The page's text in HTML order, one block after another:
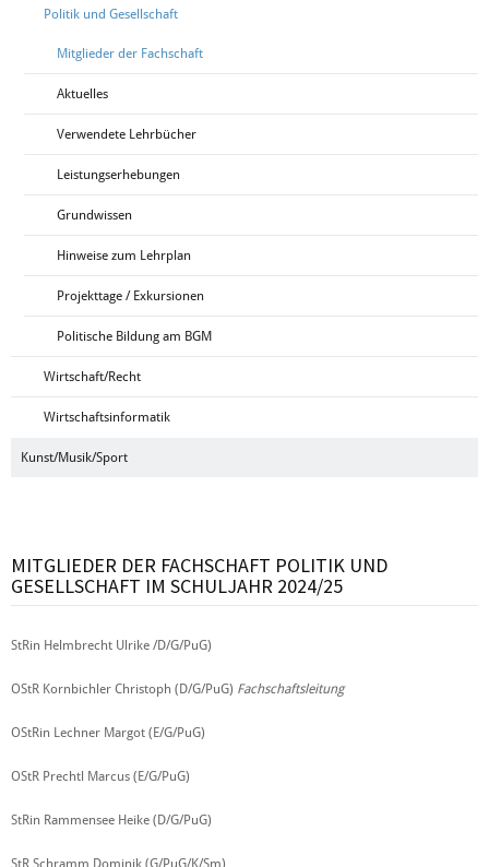
Politik und Gesellschaft
Mitglieder der Fachschaft
Aktuelles
Verwendete Lehrbücher
Leistungserhebungen
Grundwissen
Hinweise zum Lehrplan
Projekttage / Exkursionen
Politische Bildung am BGM
Wirtschaft/Recht
Wirtschaftsinformatik
Kunst/Musik/Sport
MITGLIEDER DER FACHSCHAFT POLITIK UND
GESELLSCHAFT IM SCHULJAHR 2024/25
StRin Helmbrecht Ulrike /D/G/PuG)
OStR Kornbichler Christoph (D/G/PuG) Fachschaftsleitung
OStRin Lechner Margot (E/G/PuG)
OStR Prechtl Marcus (E/G/PuG)
StRin Rammensee Heike (D/G/PuG)
StR Schramm Dominik (G/PuG/K/Sm)